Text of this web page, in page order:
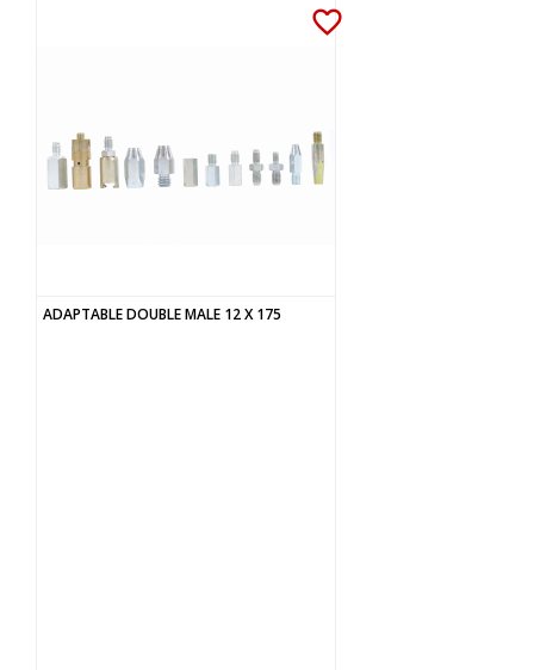
favorite_border
ADAPTABLE DOUBLE MALE 12 X 175